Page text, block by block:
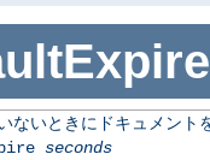
ないときにドキュメント
seconds